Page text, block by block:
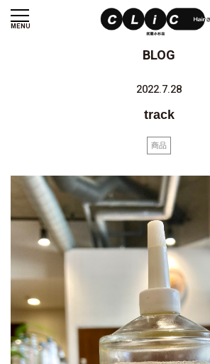
MENU
BLOG
2022.7.28
track
商品